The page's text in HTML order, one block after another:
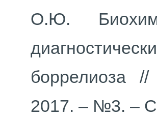
О.Ю.
боррелиоза
2017. – №3. –